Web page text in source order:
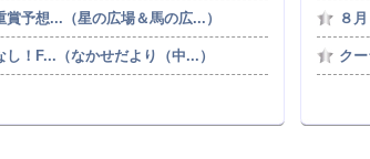
賞予想...（星の広場＆馬の広...）
し！F...（なかせだより（中...）
８
ク